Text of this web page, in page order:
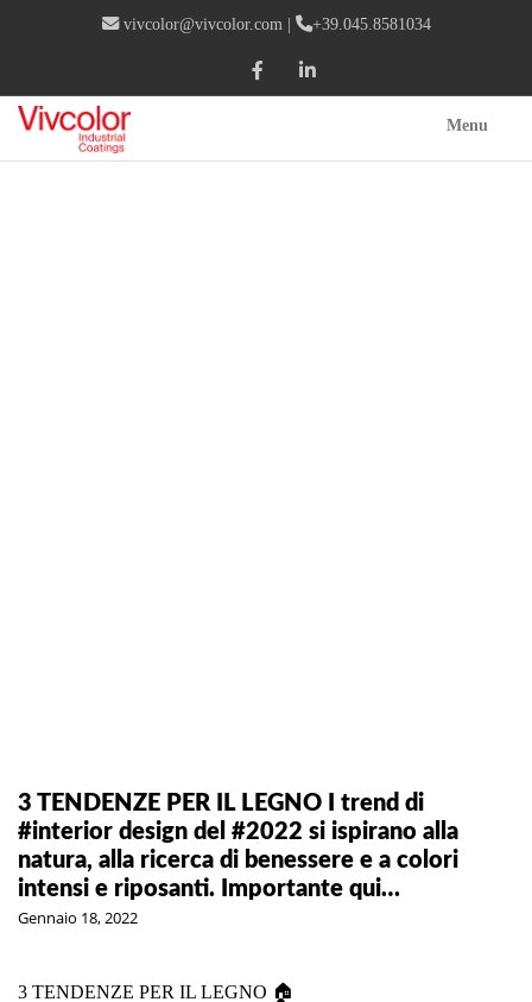
vivcolor@vivcolor.com | +39.045.8581034
Menu
3 TENDENZE PER IL LEGNO I trend di
#interior design del #2022 si ispirano alla
natura, alla ricerca di benessere e a colori
intensi e riposanti. Importante qui…
Gennaio 18, 2022
3 TENDENZE PER IL LEGNO 🏠